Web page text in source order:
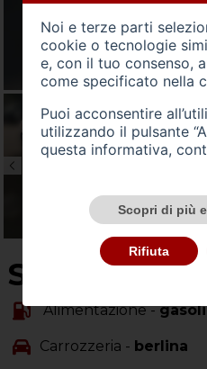
SU
Alimentazione -
Carrozzeria - berlina
Noi e terze parti
cookie o tecnologie
e, con il tuo consenso,
come specificato nella
Puoi acconsentire
utilizzando il pulsante
questa informativa,
Scopri di più
Rifiuta